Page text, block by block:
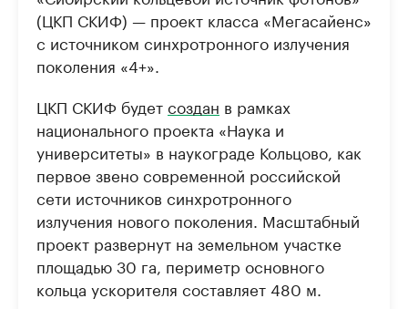
(ЦКП СКИФ) — проект класса «Мегасайенс»
с источником синхротронного излучения
поколения «4+».
ЦКП СКИФ будетсоздан в рамках
национального проекта «Наука и
университеты» в наукограде Кольцово, как
первое звено современной российской
сети источников синхротронного
излучения нового поколения. Масштабный
проект развернут на земельном участке
площадью 30 га, периметр основного
кольца ускорителя составляет 480 м.